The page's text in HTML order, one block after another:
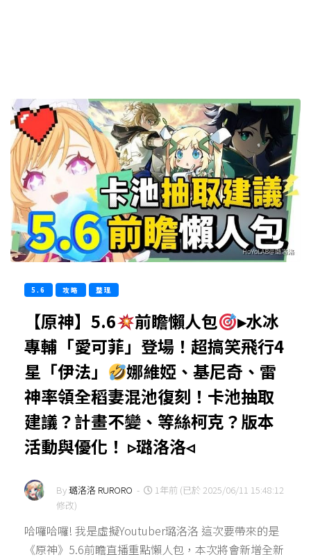
5.6 攻略 整理
【原神】5.6 前瞻懶人包
▸水冰
專輔「愛可菲」登場！超搞笑飛行4
星「伊法」
娜維婭、基尼奇、雷
神率領全稻妻混池復刻！卡池抽取
建議？計畫不變、等絲柯克？版本
活動與優化！ ▹璐洛洛◃
By璐洛洛 RURORO -
1年前 (已於 2025/06/11 15:48:12
修改)
哈囉哈囉! 我是虛擬Youtuber璐洛洛 這次要帶來的是
《原神》5.6前瞻直播重點懶人包，本次將會新增全新